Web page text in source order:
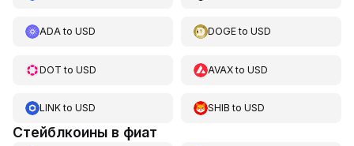
ADAto USD DOGEtoUSD
DOT to USD AVAXtoUSD
LINKto USD SHIB toUSD
Стейблкоины в фиат